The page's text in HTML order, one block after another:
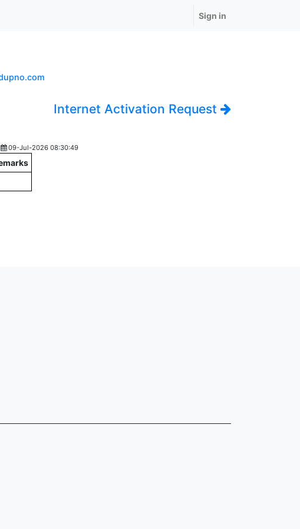
Sign in
Internet Activation Request
09-Jul-2026 08:30:49